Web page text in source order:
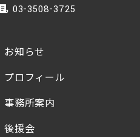
03-3508-3725
お知らせ
プロフィール
事務所案内
後援会